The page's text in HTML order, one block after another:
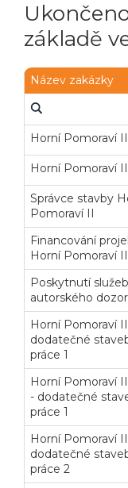
základě
Název zakázky
Horní Pomoraví
Horní Pomoraví
Správce stavby
Pomoraví II
Financování
Horní Pomoraví II
Poskytnutí služeb
autorského
Horní Pomoraví
dodatečné
práce 1
Horní Pomoraví
- dodatečné
práce 1
Horní Pomoraví
dodatečné
práce 2
Veřejné zakázky